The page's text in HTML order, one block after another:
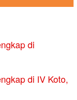
di
di IV Koto,